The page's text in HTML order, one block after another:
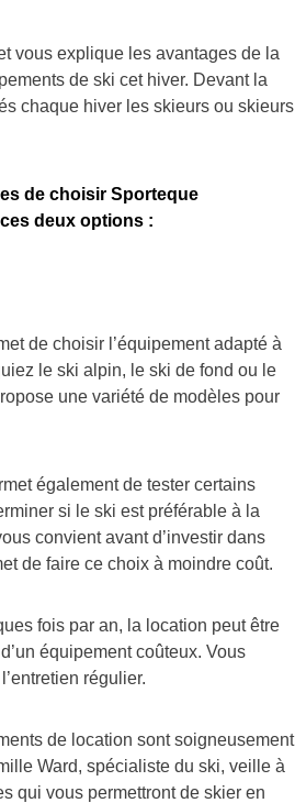
vous explique les avantages de la
de ski cet hiver. Devant la
chaque hiver les skieurs ou skieurs
de choisir Sporteque
deux options :
de choisir l’équipement adapté à
le ski alpin, le ski de fond ou le
une variété de modèles pour
également de tester certains
si le ski est préférable à la
convient avant d’investir dans
de faire ce choix à moindre coût.
fois par an, la location peut être
équipement coûteux. Vous
régulier.
de location sont soigneusement
Ward, spécialiste du ski, veille à
qui vous permettront de skier en